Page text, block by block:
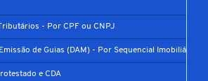
- Por CPF ou CNPJ
de Guias (DAM) - Por Sequencial Imobiliário
e CDA